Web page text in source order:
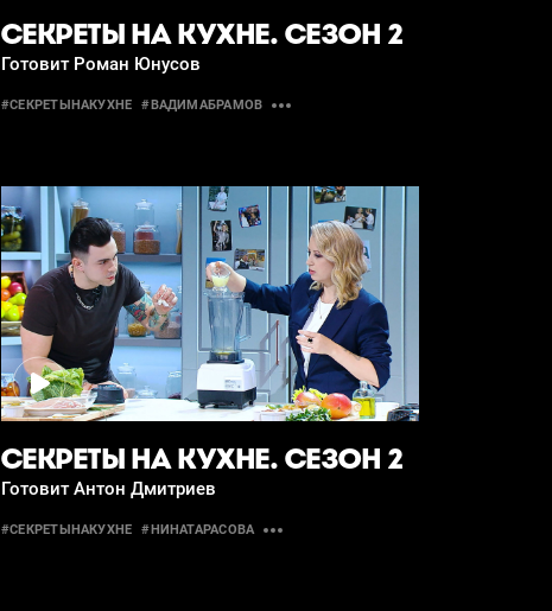
СЕКРЕТЫ НА КУХНЕ. СЕЗОН 2
Готовит Роман Юнусов
#СЕКРЕТЫНАКУХНЕ #ВАДИМАБРАМОВ
СЕКРЕТЫ НА КУХНЕ. СЕЗОН 2
Готовит Антон Дмитриев
#СЕКРЕТЫНАКУХНЕ #НИНАТАРАСОВА